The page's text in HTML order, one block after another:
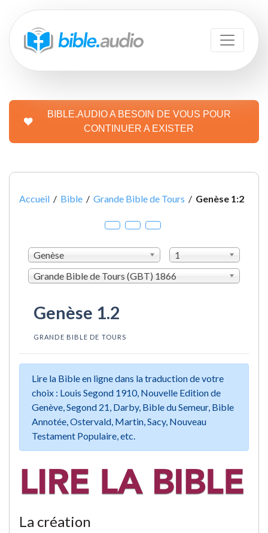
BIBLE.AUDIO A BESOIN DE VOUS POUR
CONTINUER A EXISTER
Accueil / Bible / Grande Bible de Tours / Genèse 1:2
Genèse
1
Grande Bible de Tours (GBT) 1866
Genèse 1.2
GRANDE BIBLE DE TOURS
Lire la Bible en ligne dans la traduction de votre
choix : Louis Segond 1910, Nouvelle Edition de
Genève, Segond 21, Darby, Bible du Semeur, Bible
Annotée, Ostervald, Martin, Sacy, Nouveau
Testament Populaire, etc.
La création